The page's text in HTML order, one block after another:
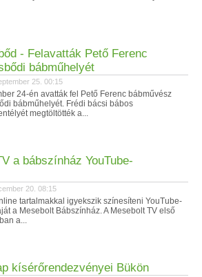
- Felavatták Pető Ferenc
bábműhelyét
25. 00:15
24-én avatták fel Pető Ferenc bábművész
bábműhelyét. Frédi bácsi bábos
megtöltötték a...
a bábszínház YouTube-
20. 08:15
tartalmakkal igyekszik színesíteni YouTube-
a Mesebolt Bábszínház. A Mesebolt TV első
a...
kísérőrendezvényei Bükön